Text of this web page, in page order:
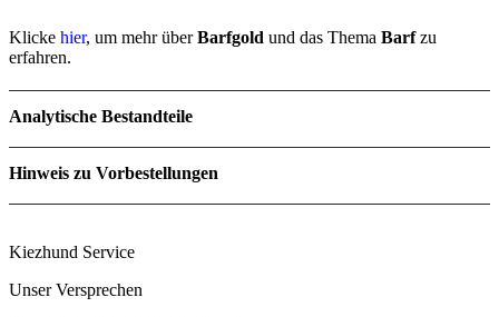
Klicke hier, um mehr überBarfgold und das Thema Barfzu
erfahren.
Analytische Bestandteile
Rohprotein
Rohfett
28.3 %
Rohasche
Hinweis zu Vorbestellungen
Kiezhund Service
Unser Versprechen